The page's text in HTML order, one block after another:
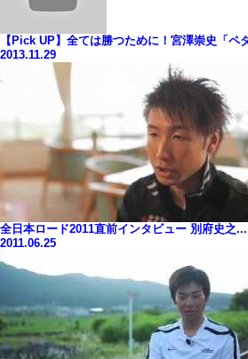
【Pick UP】全ては勝つために！宮澤崇史「ペ
2013.11.29
全日本ロード2011直前インタビュー 別府史之...
2011.06.25